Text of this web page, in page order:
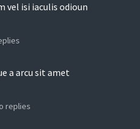
vel isi iaculis odioun
a arcu sit amet
replies